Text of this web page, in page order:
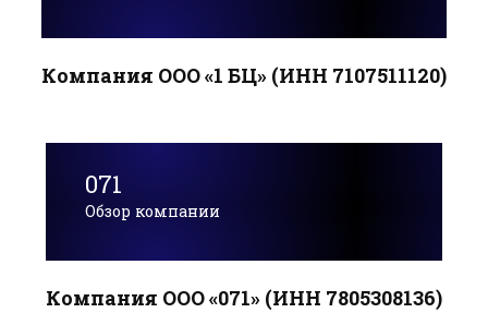
Компания ООО «1 БЦ» (ИНН 7107511120)
071
Обзор компании
Компания ООО «071» (ИНН 7805308136)